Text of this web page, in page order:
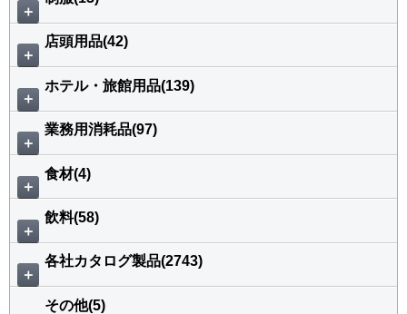
＋
＋
店頭用品(42)
＋
ホテル・旅館用品(139)
＋
業務用消耗品(97)
＋
食材(4)
＋
飲料(58)
＋
各社カタログ製品(2743)
その他(5)